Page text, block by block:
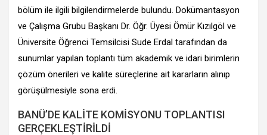
bölüm ile ilgili bilgilendirmelerde bulundu. Dokümantasyon
ve Çalışma Grubu Başkanı Dr. Öğr. Üyesi Ömür Kızılgöl ve
Üniversite Öğrenci Temsilcisi Sude Erdal tarafından da
sunumlar yapılan toplantı tüm akademik ve idari birimlerin
çözüm önerileri ve kalite süreçlerine ait kararların alınıp
görüşülmesiyle sona erdi.
BANÜ’DE KALİTE KOMİSYONU TOPLANTISI
GERÇEKLEŞTİRİLDİ